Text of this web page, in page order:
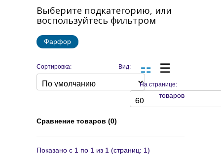
Выберите подкатегорию, или
воспользуйтесь фильтром
Фарфор
Сортировка: Вид:
На странице:
товаров
Сравнение товаров (0)
Показано с 1 по 1 из 1 (страниц: 1)